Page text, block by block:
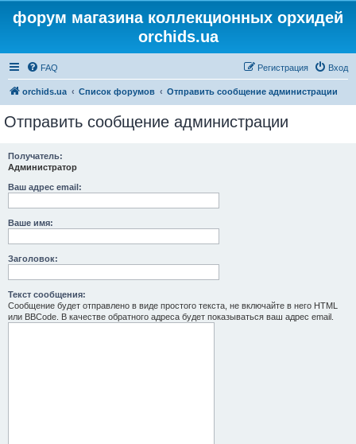
форум магазина коллекционных орхидей
orchids.ua
FAQ Вход
Регистрация
orchids.ua Список форумов Отправить сообщение администрации
Отправить сообщение администрации
Получатель:
Администратор
Ваш адрес email:
Ваше имя:
Заголовок:
Текст сообщения:
Сообщение будет отправлено в виде простого текста, не включайте в него HTML
или BBCode. В качестве обратного адреса будет показываться ваш адрес email.